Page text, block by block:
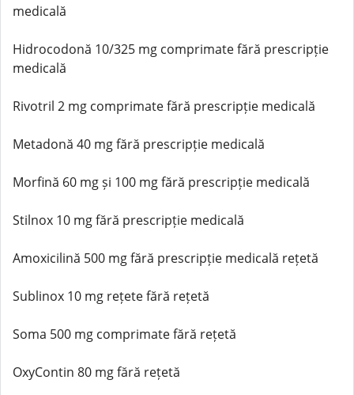
medicală
Hidrocodonă 10/325 mg comprimate fără prescripție
medicală
Rivotril 2 mg comprimate fără prescripție medicală
Metadonă 40 mg fără prescripție medicală
Morfină 60 mg și 100 mg fără prescripție medicală
Stilnox 10 mg fără prescripție medicală
Amoxicilină 500 mg fără prescripție medicală rețetă
Sublinox 10 mg rețete fără rețetă
Soma 500 mg comprimate fără rețetă
OxyContin 80 mg fără rețetă